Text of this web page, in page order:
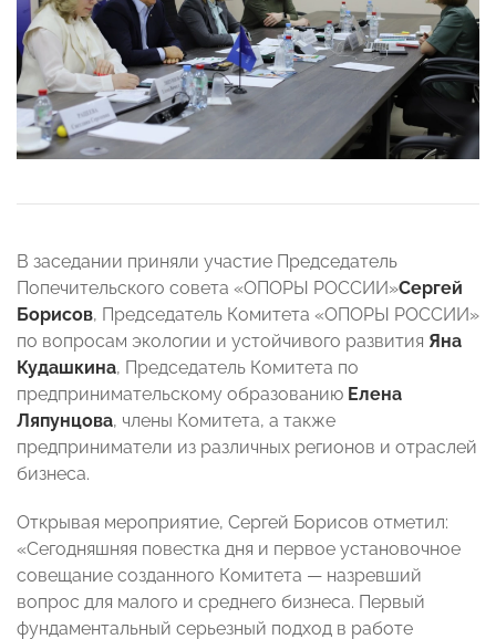
В заседании приняли участие Председатель
Попечительского совета «ОПОРЫ РОССИИ»Сергей
Борисов, Председатель Комитета «ОПОРЫ РОССИИ»
по вопросам экологии и устойчивого развития Яна
Кудашкина, Председатель Комитета по
предпринимательскому образованию Елена
Ляпунцова, члены Комитета, а также
предприниматели из различных регионов и отраслей
бизнеса.
Открывая мероприятие, Сергей Борисов отметил:
«Сегодняшняя повестка дня и первое установочное
совещание созданного Комитета — назревший
вопрос для малого и среднего бизнеса. Первый
фундаментальный серьезный подход в работе